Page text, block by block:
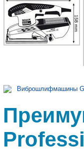
Виброшлифмашины